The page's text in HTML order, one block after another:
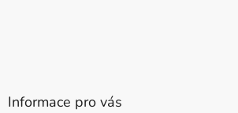
Informace pro vás